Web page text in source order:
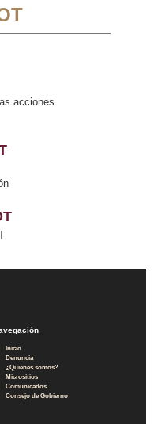
acciones
Inicio
Denuncia
¿Quiénes somos?
Micrositios
Comunicados
Consejo de Gobierno